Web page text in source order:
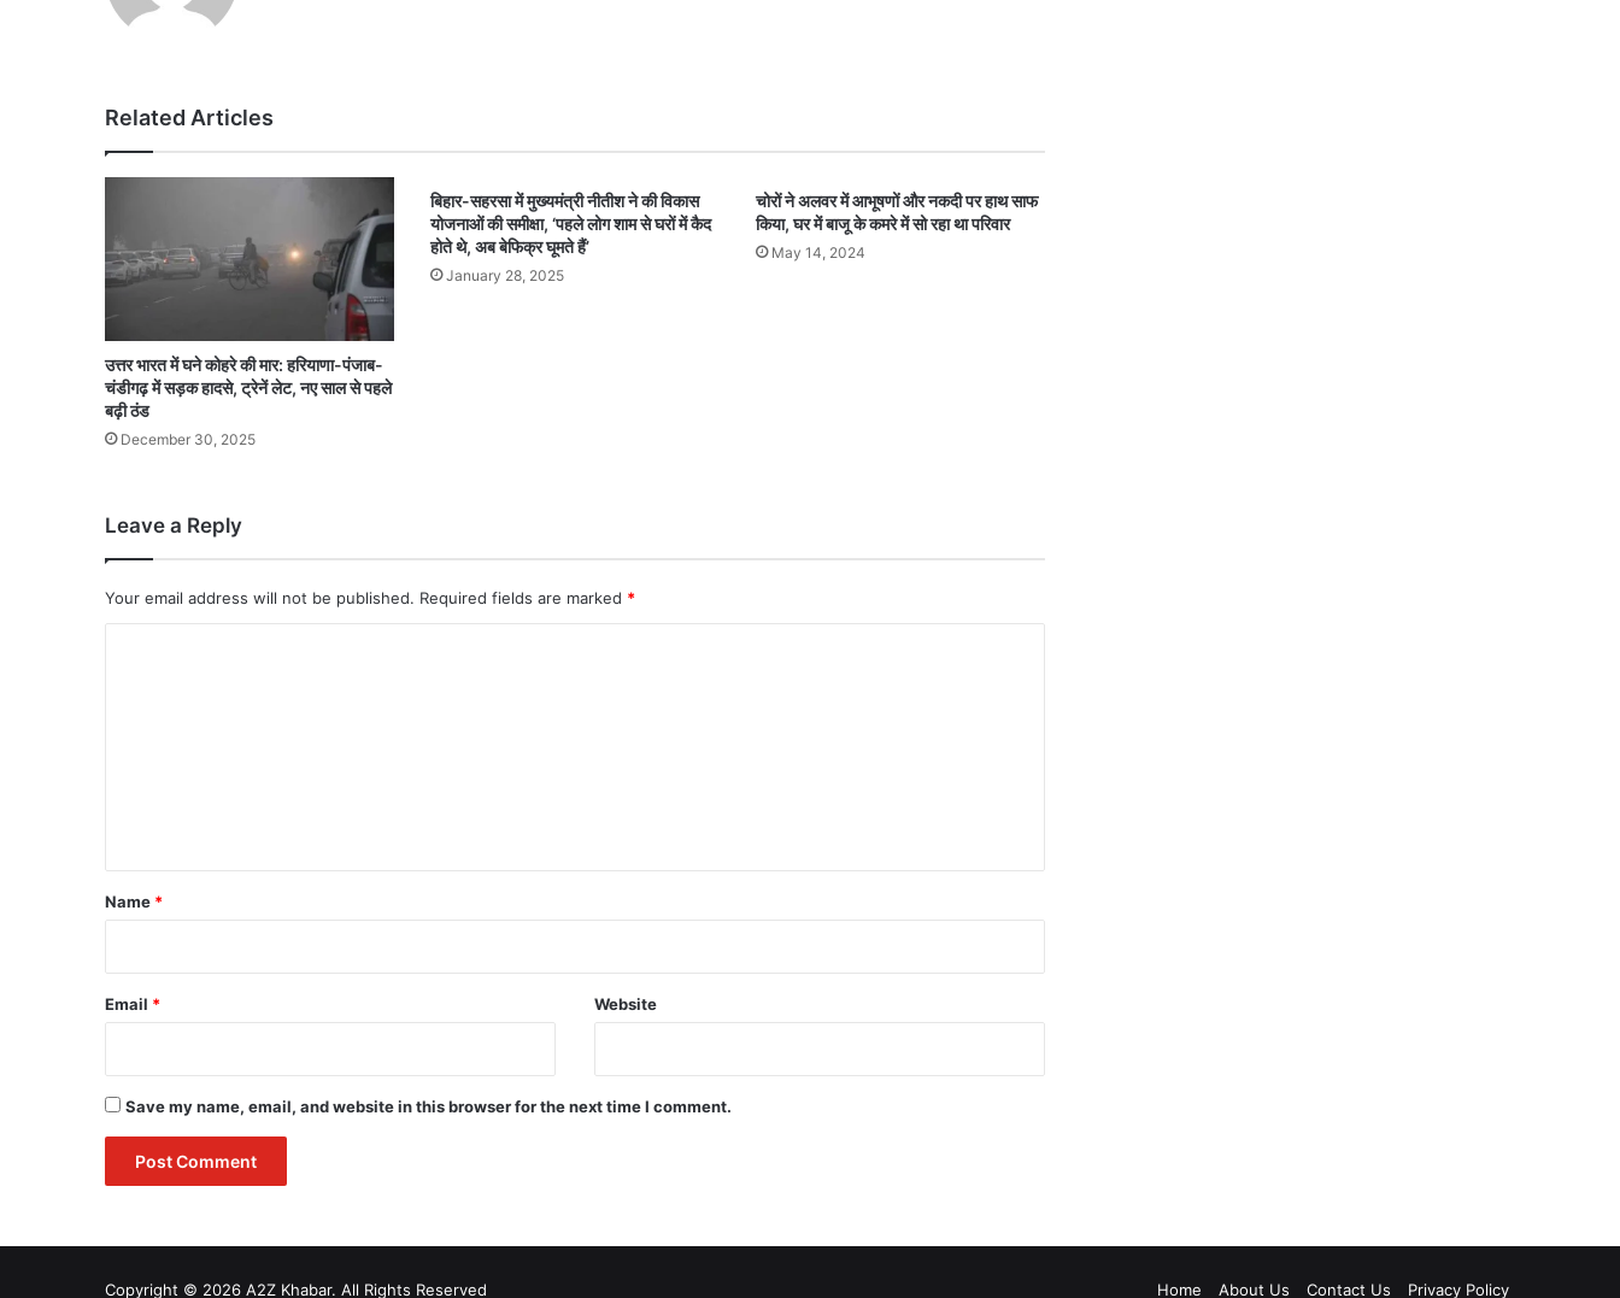
Related Articles
उत्तर भारत में घने कोहरे की मार: हरियाणा-पंजाब-
चंडीगढ़ में सड़क हादसे, ट्रेनें लेट, नए साल से पहले
बढ़ी ठंड
December 30, 2025
बिहार-सहरसा में मुख्यमंत्री नीतीश ने की विकास
योजनाओं की समीक्षा, ‘पहले लोग शाम से घरों में कैद
होते थे, अब बेफिक्र घूमते हैं’
January 28, 2025
चोरों ने अलवर में आभूषणों और नकदी पर हाथ साफ
किया, घर में बाजू के कमरे में सो रहा था परिवार
May 14, 2024
Leave a Reply
Your email address will not be published. Required fields are marked *
*
Name *
Email * Website
Save my name, email, and website in this browser for the next time I comment.
Copyright © 2026 A2Z Khabar. All Rights Reserved Home About Us Contact Us Privacy Policy